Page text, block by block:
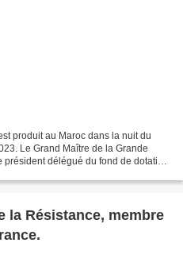
produit au Maroc dans la nuit du
Le Grand Maître de la Grande
délégué du fond de dotation
la Résistance, membre